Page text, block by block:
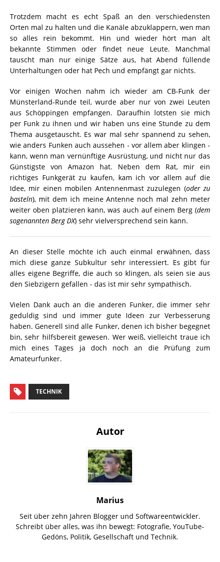
Trotzdem macht es echt Spaß an den verschiedensten
Orten mal zu halten und die Kanäle abzuklappern, wen man
so alles rein bekommt. Hin und wieder hört man alt
bekannte Stimmen oder findet neue Leute. Manchmal
tauscht man nur einige Sätze aus, hat Abend füllende
Unterhaltungen oder hat Pech und empfängt gar nichts.
Vor einigen Wochen nahm ich wieder am CB-Funk der
Münsterland-Runde teil, wurde aber nur von zwei Leuten
aus Schöppingen empfangen. Daraufhin lotsten sie mich
per Funk zu ihnen und wir haben uns eine Stunde zu dem
Thema ausgetauscht. Es war mal sehr spannend zu sehen,
wie anders Funken auch aussehen - vor allem aber klingen -
kann, wenn man vernünftige Ausrüstung, und nicht nur das
Günstigste von Amazon hat. Neben dem Rat, mir ein
richtiges Funkgerät zu kaufen, kam ich vor allem auf die
Idee, mir einen mobilen Antennenmast zuzulegen (oder zu
basteln), mit dem ich meine Antenne noch mal zehn meter
weiter oben platzieren kann, was auch auf einem Berg (dem
sogenannten Berg DX) sehr vielversprechend sein kann.
An dieser Stelle möchte ich auch einmal erwähnen, dass
mich diese ganze Subkultur sehr interessiert. Es gibt für
alles eigene Begriffe, die auch so klingen, als seien sie aus
den Siebzigern gefallen - das ist mir sehr sympathisch.
Vielen Dank auch an die anderen Funker, die immer sehr
geduldig sind und immer gute Ideen zur Verbesserung
haben. Generell sind alle Funker, denen ich bisher begegnet
bin, sehr hilfsbereit gewesen. Wer weiß, vielleicht traue ich
mich eines Tages ja doch noch an die Prüfung zum
Amateurfunker.
TECHNIK
Autor
Marius
Seit über zehn Jahren Blogger und Softwareentwickler.
Schreibt über alles, was ihn bewegt: Fotografie, YouTube-
Gedöns, Politik, Gesellschaft und Technik.